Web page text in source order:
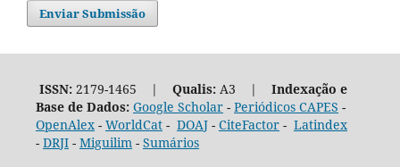
Enviar Submissão
ISSN:2179-1465 | Qualis:A3 | Indexação e
Base de Dados: Google Scholar- Periódicos CAPES -
OpenAlex- WorldCat- DOAJ- CiteFactor- Latindex
- DRJI- Miguilim - Sumários